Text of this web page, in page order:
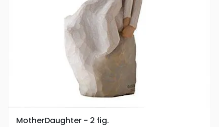
MotherDaughter - 2 fig.